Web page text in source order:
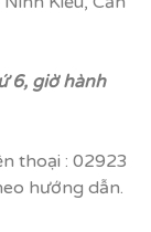
6, giờ hành
thoại : 02923
hướng dẫn.